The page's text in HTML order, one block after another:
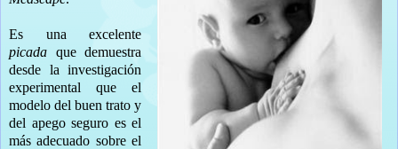
Es una excelente
picada que demuestra
desde la investigación
experimental que el
modelo del buen trato y
del apego seguro es el
más adecuado sobre el